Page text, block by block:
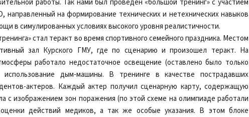
работы. Так нами был проведен «большой тренинг» с участием
на формирование технических и нетехнических навыков
в симулированных условиях высокого уровня реалистичности.
стал теракт во время спортивного семейного праздника. Местом
зал Курского ГМУ, где по сценарию и произошел теракт. На
работало недостаточное освещение (оставлено было только
дым-машины. В тренинге в качестве пострадавших
актеров. Каждый актер получил сценарную карту, содержащую
с изображением зон поражения (по этой схеме на олимпиаде работали
действий медиков, а так же особые указания. В этом блоке